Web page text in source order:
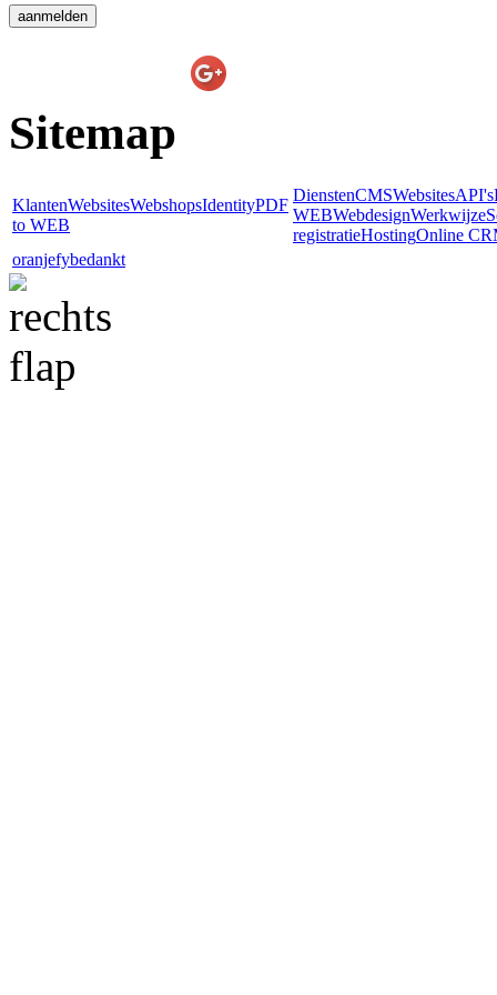
Sitemap
KlantenWebsitesWebshopsIdentityPDF
to WEB
DienstenCMSWebsitesAPI's
WEBWebdesignWerkwijze
registratieHostingOnline
oranjefybedankt